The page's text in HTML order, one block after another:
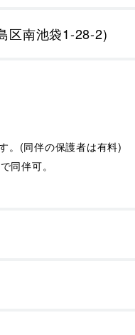
区南池袋1-28-2)
。(同伴の保護者は有料)
同伴可。